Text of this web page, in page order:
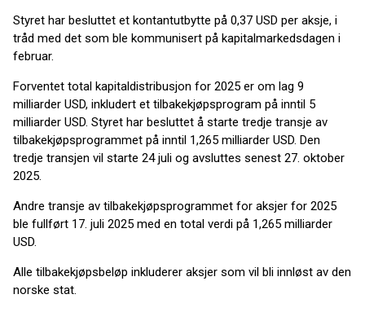
Styret har besluttet et kontantutbytte på 0,37 USD per aksje, i
tråd med det som ble kommunisert på kapitalmarkedsdagen i
februar.
Forventet total kapitaldistribusjon for 2025 er om lag 9
milliarder USD, inkludert et tilbakekjøpsprogram på inntil 5
milliarder USD. Styret har besluttet å starte tredje transje av
tilbakekjøpsprogrammet på inntil 1,265 milliarder USD. Den
tredje transjen vil starte 24 juli og avsluttes senest 27. oktober
2025.
Andre transje av tilbakekjøpsprogrammet for aksjer for 2025
ble fullført 17. juli 2025 med en total verdi på 1,265 milliarder
USD.
Alle tilbakekjøpsbeløp inkluderer aksjer som vil bli innløst av den
norske stat.